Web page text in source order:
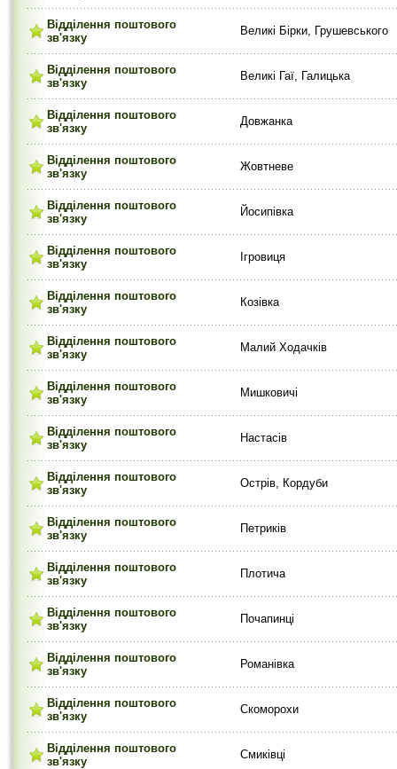
Відділення поштового
зв'язку
Великі Бірки, Грушевського
Відділення поштового
зв'язку
Великі Гаї, Галицька
Відділення поштового
зв'язку
Довжанка
Відділення поштового
зв'язку
Жовтневе
Відділення поштового
зв'язку
Йосипівка
Відділення поштового
зв'язку
Ігровиця
Відділення поштового
зв'язку
Козівка
Відділення поштового
зв'язку
Малий Ходачків
Відділення поштового
зв'язку
Мишковичі
Відділення поштового
зв'язку
Настасів
Відділення поштового
зв'язку
Острів, Кордуби
Відділення поштового
зв'язку
Петриків
Відділення поштового
зв'язку
Плотича
Відділення поштового
зв'язку
Почапинці
Відділення поштового
зв'язку
Романівка
Відділення поштового
зв'язку
Скоморохи
Відділення поштового
зв'язку
Смиківці